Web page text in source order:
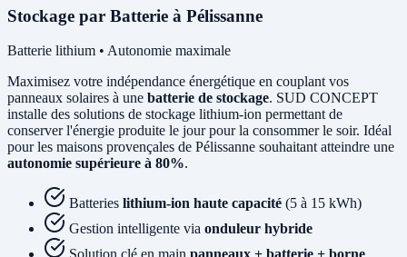
Stockage par Batterie à Pélissanne
Batterie lithium • Autonomie maximale
Maximisez votre indépendance énergétique en couplant vos
panneaux solaires à une batterie de stockage. SUD CONCEPT
installe des solutions de stockage lithium-ion permettant de
conserver l'énergie produite le jour pour la consommer le soir. Idéal
pour les maisons provençales de Pélissanne souhaitant atteindre une
autonomie supérieure à 80%.
Batteries lithium-ion haute capacité (5 à 15 kWh)
Gestion intelligente via onduleur hybride